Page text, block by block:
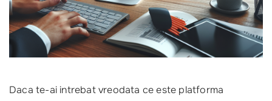
Daca te-ai intrebat vreodata ce este platforma